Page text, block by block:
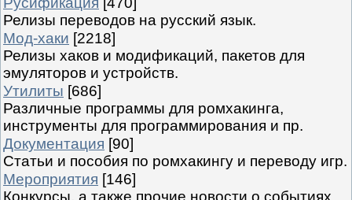
Релизы переводов на русский язык.
Мод-хаки [2218]
Релизы хаков и модификаций, пакетов для
эмуляторов и устройств.
Утилиты [686]
Различные программы для ромхакинга,
инструменты для программирования и пр.
Документация [90]
Статьи и пособия по ромхакингу и переводу игр.
Мероприятия [146]
Конкурсы, а также прочие новости о событиях